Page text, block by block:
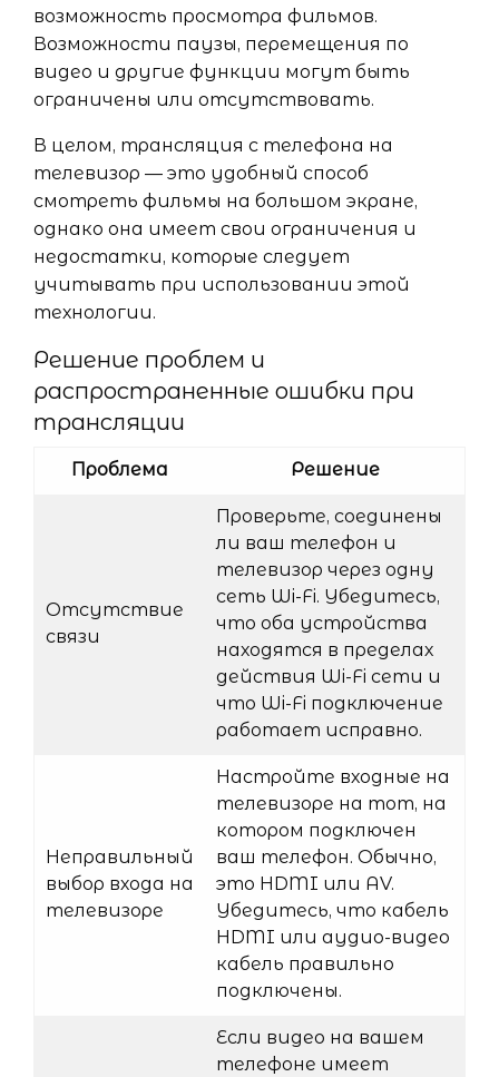
возможность просмотра фильмов.
Возможности паузы, перемещения по
видео и другие функции могут быть
ограничены или отсутствовать.
В целом, трансляция с телефона на
телевизор — это удобный способ
смотреть фильмы на большом экране,
однако она имеет свои ограничения и
недостатки, которые следует
учитывать при использовании этой
технологии.
Решение проблем и
распространенные ошибки при
трансляции
Проблема Решение
Отсутствие
связи
Проверьте, соединены
ли ваш телефон и
телевизор через одну
сеть Wi-Fi. Убедитесь,
что оба устройства
находятся в пределах
действия Wi-Fi сети и
что Wi-Fi подключение
работает исправно.
Неправильный
выбор входа на
телевизоре
Настройте входные на
телевизоре на тот, на
котором подключен
ваш телефон. Обычно,
это HDMI или AV.
Убедитесь, что кабель
HDMI или аудио-видео
кабель правильно
подключены.
Если видео на вашем
телефоне имеет